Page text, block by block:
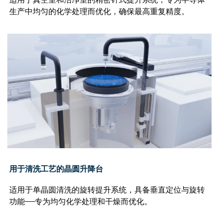
生产中均匀的化学处理而优化，确保最高重复精度。
用于清洗工艺的晶圆升降台
适用于单晶圆清洗的旋转提升系统，具备垂直定位与旋转
功能——专为均匀化学处理和干燥而优化。